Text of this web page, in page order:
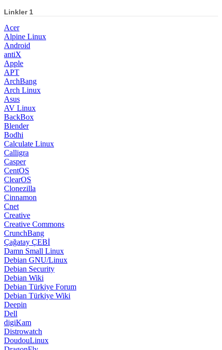
Linkler 1
Acer
Alpine Linux
Android
antiX
Apple
APT
ArchBang
Arch Linux
Asus
AV Linux
BackBox
Blender
Bodhi
Calculate Linux
Calligra
Casper
CentOS
ClearOS
Clonezilla
Cinnamon
Cnet
Creative
Creative Commons
CrunchBang
Çağatay ÇEBİ
Damn Small Linux
Debian GNU/Linux
Debian Security
Debian Wiki
Debian Türkiye Forum
Debian Türkiye Wiki
Deepin
Dell
digiKam
Distrowatch
DoudouLinux